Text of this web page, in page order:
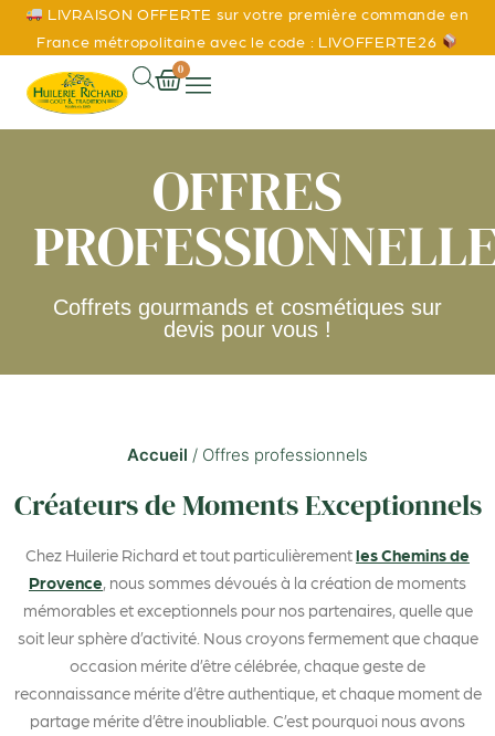
LIVRAISON OFFERTE sur votre première commande en
France métropolitaine avec le code : LIVOFFERTE26
0
OFFRES
Coffrets gourmands et cosmétiques sur
devis pour vous !
Accueil / Offres professionnels
Créateurs de Moments Exceptionnels
Chez Huilerie Richard et tout particulièrementles Chemins de
Provence, nous sommes dévoués à la création de moments
mémorables et exceptionnels pour nos partenaires, quelle que
soit leur sphère d’activité. Nous croyons fermement que chaque
occasion mérite d’être célébrée, chaque geste de
reconnaissance mérite d’être authentique, et chaque moment de
partage mérite d’être inoubliable. C’est pourquoi nous avons